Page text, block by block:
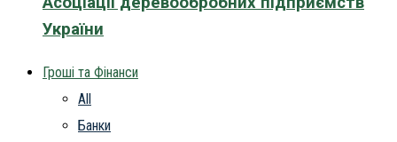
України
Гроші та Фінанси
All
Банки